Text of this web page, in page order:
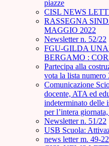
piazze
CISL NEWS
RASSEGNA
MAGGIO 2022
Newsletter n. 52/22
FGU-GILDA
BERGAMO :
Partecipa alla
vota la lista
Comunicazione
docente, ATA ed
indeterminato delle
per l’intera
Newsletter n. 51/22
USB Scuola:
news letter m. 49-22